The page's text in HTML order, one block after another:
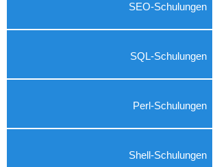
SEO-Schulungen
SQL-Schulungen
Perl-Schulungen
Shell-Schulungen